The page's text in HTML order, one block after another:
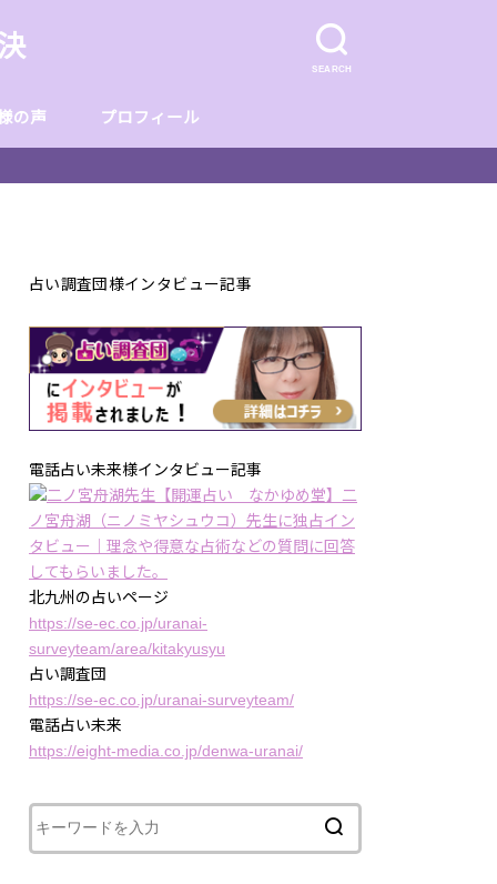
SEARCH
け方】
の声 プロフィール
占い調査団様インタビュー記事
電話占い未来様インタビュー記事
【開運占い なかゆめ堂】二
ノ宮舟湖（ニノミヤシュウコ）先生に独占イン
タビュー｜理念や得意な占術などの質問に回答
してもらいました。
北九州の占いページ
https://se-ec.co.jp/uranai-
surveyteam/area/kitakyusyu
占い調査団
https://se-ec.co.jp/uranai-surveyteam/
電話占い未来
https://eight-media.co.jp/denwa-uranai/